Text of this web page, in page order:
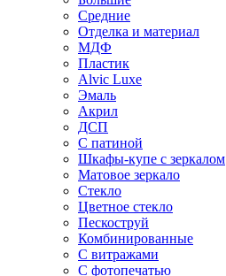
Средние
Отделка и материал
МДФ
Пластик
Alvic Luxe
Эмаль
Акрил
ДСП
С патиной
Шкафы-купе с зеркалом
Матовое зеркало
Стекло
Цветное стекло
Пескоструй
Комбинированные
С витражами
С фотопечатью